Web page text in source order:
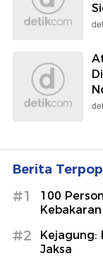
Berita
#1
100
#2
Kejagung:
Jaksa